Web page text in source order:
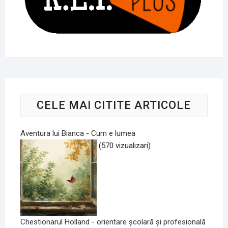
CELE MAI CITITE ARTICOLE
Aventura lui Bianca - Cum e lumea
(570 vizualizari)
Chestionarul Holland - orientare școlară și profesională